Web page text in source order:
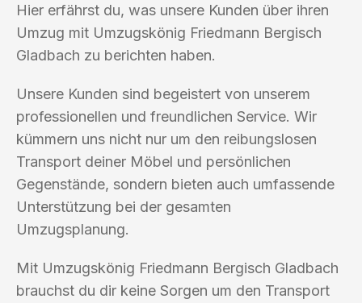
Hier erfährst du, was unsere Kunden über ihren
Umzug mit Umzugskönig Friedmann Bergisch
Gladbach zu berichten haben.
Unsere Kunden sind begeistert von unserem
professionellen und freundlichen Service. Wir
kümmern uns nicht nur um den reibungslosen
Transport deiner Möbel und persönlichen
Gegenstände, sondern bieten auch umfassende
Unterstützung bei der gesamten
Umzugsplanung.
Mit Umzugskönig Friedmann Bergisch Gladbach
brauchst du dir keine Sorgen um den Transport